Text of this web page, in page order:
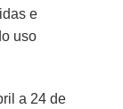
e
uso
a 24 de